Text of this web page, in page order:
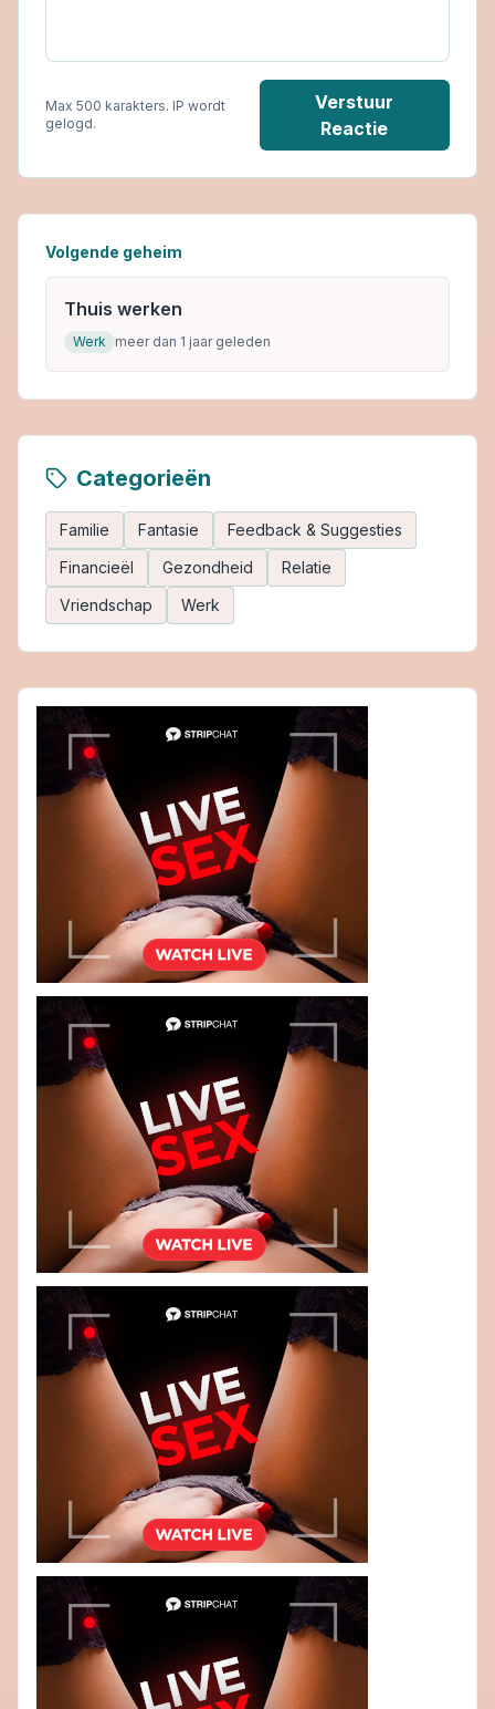
Max 500 karakters. IP wordt
gelogd.
Verstuur
Reactie
Volgende geheim
Thuis werken
Werk meer dan 1 jaar geleden
Categorieën
Familie Fantasie
Feedback & Suggesties
Financieël
Gezondheid
Relatie
Vriendschap
Werk